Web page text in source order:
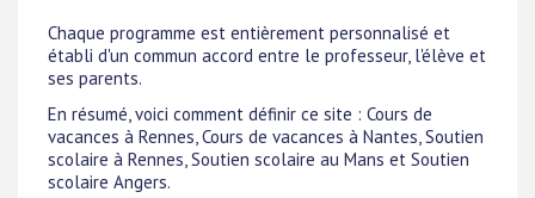
Chaque programme est entièrement personnalisé et
établi d'un commun accord entre le professeur, l'élève et
ses parents.
En résumé, voici comment définir ce site : Cours de
vacances à Rennes, Cours de vacances à Nantes, Soutien
scolaire à Rennes, Soutien scolaire au Mans et Soutien
scolaire Angers.